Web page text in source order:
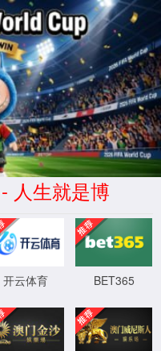
不懂爱~
尝试返回上一页
信息化服务平台